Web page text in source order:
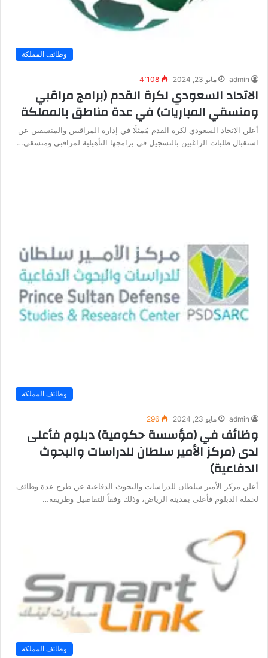
وظائف المملكة
admin مايو 23, 2024 4٬108
الاتحاد السعودي لكرة القدم (برامج مراقبي
ومنسقي المباريات) في عدة مناطق بالمملكة
أعلن الاتحاد السعودي لكرة القدم مُمثلًا في إدارة المراقبين والمنسقين عن
استقبال طلبات الراغبين بالتسجيل في برامجها التأهيلية لمراقبي ومنسقي…
وظائف المملكة
admin مايو 23, 2024 296
وظائف في (مؤسسة حكومية) دبلوم فأعلى
لدى (مركز الأمير سلطان للدراسات والبحوث
الدفاعية)
أعلن مركز الأمير سلطان للدراسات والبحوث الدفاعية عن طرح عدة وظائف
لحملة الدبلوم فأعلى بمدينة الرياض، وذلك وفقاً للتفاصيل وطريقة…
وظائف المملكة